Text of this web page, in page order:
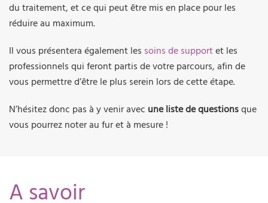
du traitement, et ce qui peut être mis en place pour les
réduire au maximum.
Il vous présentera également les soins de supportet les
professionnels qui feront partis de votre parcours, afin de
vous permettre d’être le plus serein lors de cette étape.
N’hésitez donc pas à y venir avec une liste de questionsque
vous pourrez noter au fur et à mesure !
A savoir